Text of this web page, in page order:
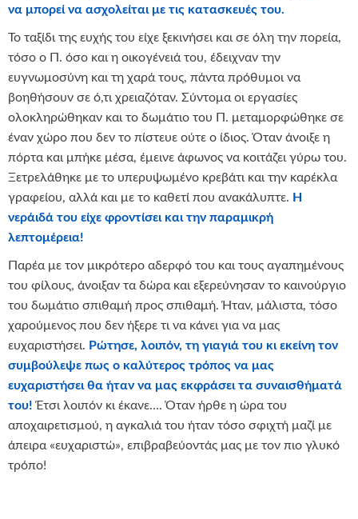
να μπορεί να ασχολείται με τις κατασκευές του.
Το ταξίδι της ευχής του είχε ξεκινήσει και σε όλη την πορεία,
τόσο ο Π. όσο και η οικογένειά του, έδειχναν την
ευγνωμοσύνη και τη χαρά τους, πάντα πρόθυμοι να
βοηθήσουν σε ό,τι χρειαζόταν. Σύντομα οι εργασίες
ολοκληρώθηκαν και το δωμάτιο του Π. μεταμορφώθηκε σε
έναν χώρο που δεν το πίστευε ούτε ο ίδιος. Όταν άνοιξε η
πόρτα και μπήκε μέσα, έμεινε άφωνος να κοιτάζει γύρω του.
Ξετρελάθηκε με το υπερυψωμένο κρεβάτι και την καρέκλα
γραφείου, αλλά και με το καθετί που ανακάλυπτε. Η
νεράιδά του είχε φροντίσει και την παραμικρή
λεπτομέρεια!
Παρέα με τον μικρότερο αδερφό του και τους αγαπημένους
του φίλους, άνοιξαν τα δώρα και εξερεύνησαν το καινούργιο
του δωμάτιο σπιθαμή προς σπιθαμή. Ήταν, μάλιστα, τόσο
χαρούμενος που δεν ήξερε τι να κάνει για να μας
ευχαριστήσει. Ρώτησε, λοιπόν, τη γιαγιά του κι εκείνη τον
συμβούλεψε πως ο καλύτερος τρόπος να μας
ευχαριστήσει θα ήταν να μας εκφράσει τα συναισθήματά
του! Έτσι λοιπόν κι έκανε…. Όταν ήρθε η ώρα του
αποχαιρετισμού, η αγκαλιά του ήταν τόσο σφιχτή μαζί με
άπειρα «ευχαριστώ», επιβραβεύοντάς μας με τον πιο γλυκό
τρόπο!